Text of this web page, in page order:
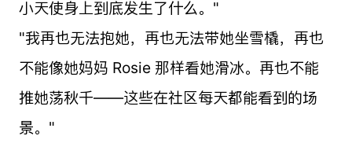
小天使身上到底发生了什么。"
"我再也无法抱她，再也无法带她坐雪橇，再也
不能像她妈妈 Rosie 那样看她滑冰。再也不能
推她荡秋千——这些在社区每天都能看到的场
景。"